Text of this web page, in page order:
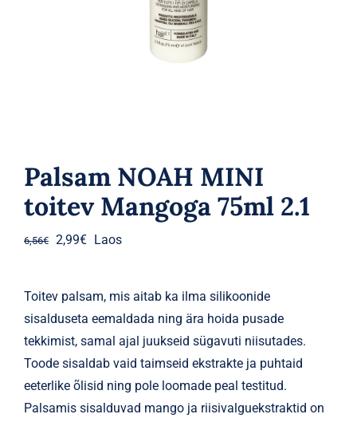
Palsam NOAH MINI
toitev Mangoga 75ml 2.1
6,56€ Algne
6,56€.
2,99€Praegune
2,99€.
Laos
Toitev palsam, mis aitab ka ilma silikoonide
sisalduseta eemaldada ning ära hoida pusade
tekkimist, samal ajal juukseid sügavuti niisutades.
Toode sisaldab vaid taimseid ekstrakte ja puhtaid
eeterlike õlisid ning pole loomade peal testitud.
Palsamis sisalduvad mango ja riisivalguekstraktid on